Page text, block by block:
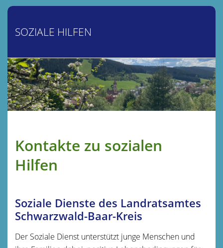
SOZIALE HILFEN
Kontakte zu sozialen
Hilfen
Soziale Dienste des Landratsamtes
Schwarzwald-Baar-Kreis
Der Soziale Dienst unterstützt junge Menschen und